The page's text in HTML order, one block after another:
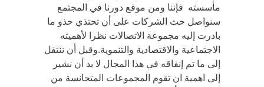
مأسسته فإننا ومن موقع دورنا في المجتمع
سنواصل حث الشركات على أن تحتذي حذو ما
بادرت إليه مجموعة الاتصالات نظرا لأهميته
الاجتماعية والاقتصادية والتنموية.وقبل أن ننتقل
إلى ما تم إنفاقه في هذا المجال لا بد أن نشير
إلى اهمية ان تقوم المجموعات المتجانسة من